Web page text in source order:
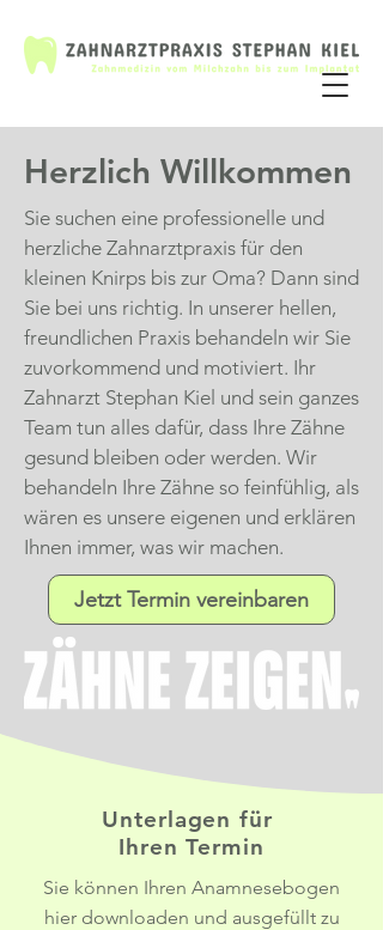
Herzlich Willkommen
Sie suchen eine professionelle und
herzliche Zahnarztpraxis für den
kleinen Knirps bis zur Oma? Dann sind
Sie bei uns richtig. In unserer hellen,
freundlichen Praxis behandeln wir Sie
zuvorkommend und motiviert. Ihr
Zahnarzt Stephan Kiel und sein ganzes
Team tun alles dafür, dass Ihre Zähne
gesund bleiben oder werden. Wir
behandeln Ihre Zähne so feinfühlig, als
wären es unsere eigenen und erklären
Ihnen immer, was wir machen.
Jetzt Termin vereinbaren
Unterlagen für
Ihren Termin
Sie können Ihren Anamnesebogen
hier downloaden und ausgefüllt zu